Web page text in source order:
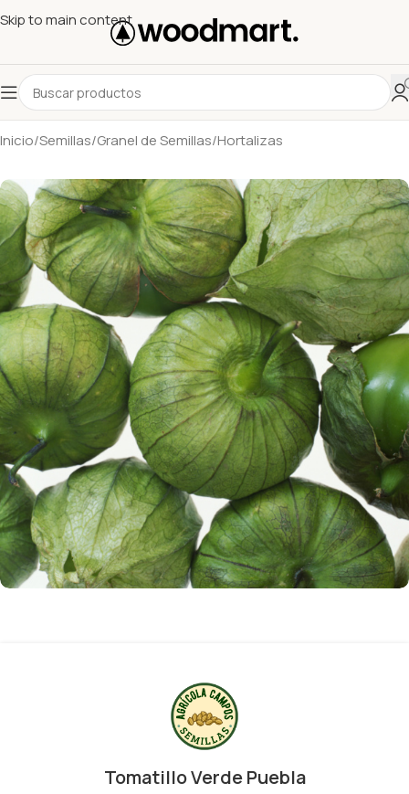
Skip to main content
Inicio/Semillas/Granel de Semillas/Hortalizas
Tomatillo Verde Puebla